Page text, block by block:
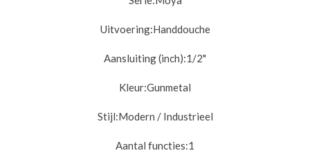
Uitvoering:Handdouche
Aansluiting (inch):1/2"
Kleur:Gunmetal
Stijl:Modern / Industrieel
Aantal functies:1